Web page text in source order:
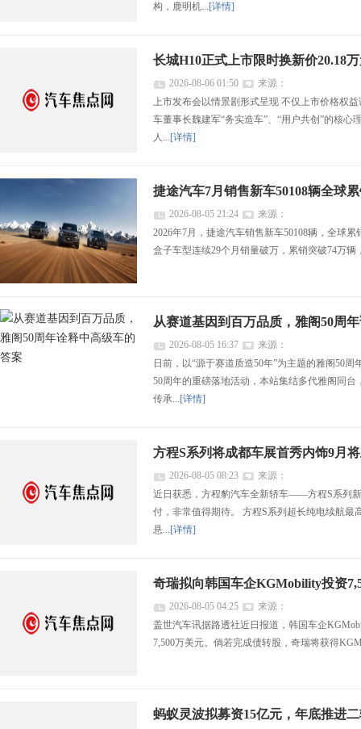
构，鹿明机...[详情]
长城H10正式上市限时换新价20.18
2026-08-06 01:50
来源：
上市发布会以情景剧形式呈现 不仅上市价格权
车董事长魏建军“务实造车”、“用户共创”的核
人...[详情]
捷途汽车7月销售新车50108辆全球
2026-08-05 21:24
来源：
2026年7月，捷途汽车销售新车50108辆，全球
盒子车型连续29个月销量破万，累销突破74万
从赛道基因到百万品质，雅阁50周
2026-08-05 16:37
来源：
日前，以“源于赛道质造50年”为主题的雅阁50
50周年的重磅落地活动，本站集结多代雅阁同
传承...[详情]
方程S系列将成都车展首秀内饰9月
2026-08-05 08:23
来源：
近日获悉，方程豹汽车全新轿车——方程S系列
付，非常值得期待。 方程S系列超长纯电续航最
悬...[详情]
奇瑞拟向韩国车企KGMobility投资
2026-08-05 04:25
来源：
盖世汽车讯据路透社近日报道，韩国车企
7,500万美元。倘若完成债转股，奇瑞将获得
蚂蚁灵波拟募资15亿元，年底推进